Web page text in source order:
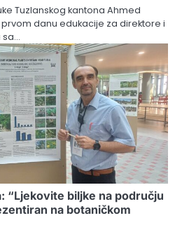
Tuzlanskog kantona Ahmed
danu edukacije za direktore i
sa…
“Ljekovite biljke na području
na botaničkom